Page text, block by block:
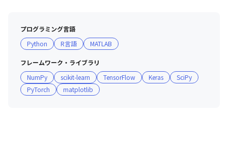
プログラミング言語
Python
R言語 MATLAB
フレームワーク・ライブラリ
NumPy
scikit-learn TensorFlow Keras
SciPy
PyTorch
matplotlib